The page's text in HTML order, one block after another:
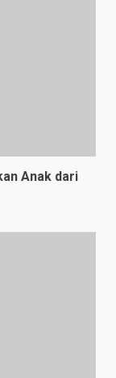
Anak dari